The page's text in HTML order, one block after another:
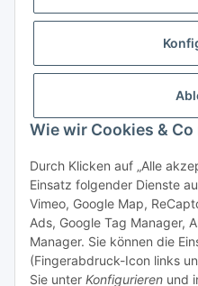
Wie wir Cookies &
Durch Klicken auf „Alle
Einsatz folgender Dienste
Vimeo, Google Map,
Ads, Google Tag Manager,
Manager. Sie können die
(Fingerabdruck-Icon links
Sie unter Konfigurieren und
Gewerkenstraße 34 | 45881
Mo.-Fr.: 09:00 - 18:30 Uhr Samstag: 09:00 -
Zahlungsarten
Vertrag